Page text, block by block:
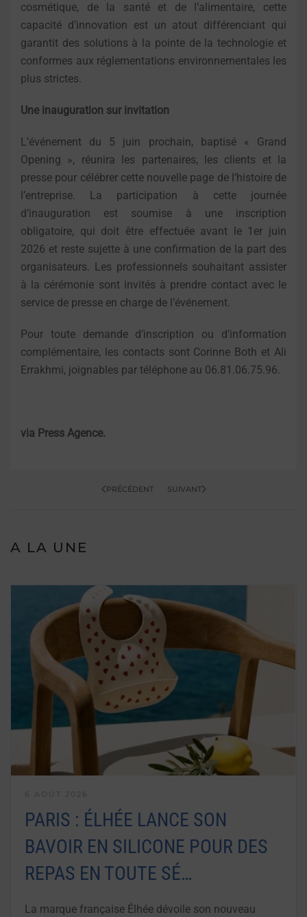
cosmétique, de la santé et de l’alimentaire, cette
capacité d’innovation est un atout différenciant qui
garantit des solutions à la pointe de la technologie et
conformes aux réglementations environnementales les
plus strictes.
Une inauguration sur invitation
L’événement du 5 juin prochain, baptisé « Grand
Opening », réunira les partenaires, les clients et la
presse pour célébrer cette nouvelle page de l’histoire de
l’entreprise. La participation à cette journée
d’inauguration est soumise à une inscription
obligatoire, qui doit être effectuée avant le 1er juin
2026 et reste sujette à une confirmation de la part des
organisateurs. Les professionnels souhaitant assister
à la cérémonie sont invités à prendre contact avec le
service de presse en charge de l’événement.
Pour toute demande d’inscription ou d’information
complémentaire, les contacts sont Corinne Both et Ali
Errakhmi, joignables par téléphone au 06.81.06.75.96.
via Press Agence.
PRÉCÉDENT SUIVANT
A LA UNE
PARIS : ÉLHÉE LANCE SON
BAVOIR EN SILICONE POUR DES
REPAS EN TOUTE SÉ…
La marque française Élhée dévoile son nouveau